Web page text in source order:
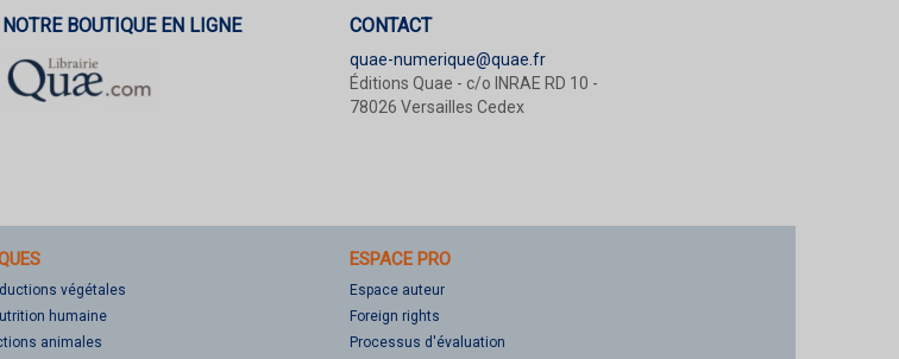
NOTRE BOUTIQUE EN LIGNE CONTACT
quae-numerique@quae.fr
Éditions Quae - c/o INRAE RD 10 -
78026 Versailles Cedex
végétales
humaine
animales
ESPACE PRO
Espace auteur
Foreign rights
Processus d'évaluation